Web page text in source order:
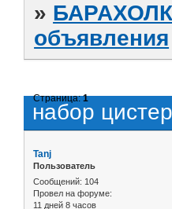
»
объявления
набор
Страница:1
Tanj
Пользователь
Сообщений: 104
Провел на форуме:
11 дней 8 часов